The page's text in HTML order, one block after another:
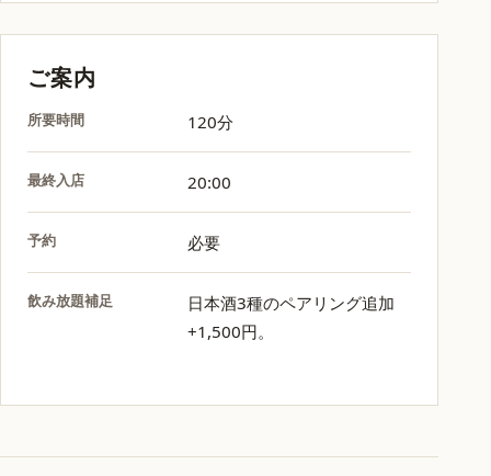
ご案内
所要時間 120分
最終入店 20:00
予約 必要
飲み放題補足
日本酒3種のペアリング追加
+1,500円。